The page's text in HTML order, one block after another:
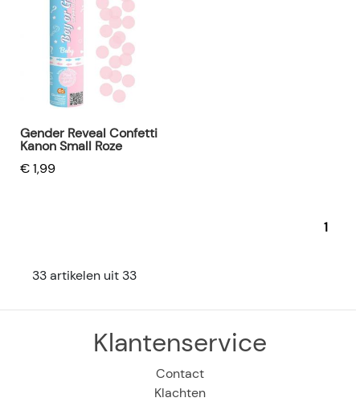
Gender Reveal Confetti
Kanon Small Roze
€ 1,99
1
33 artikelen uit 33
Klantenservice
Contact
Klachten